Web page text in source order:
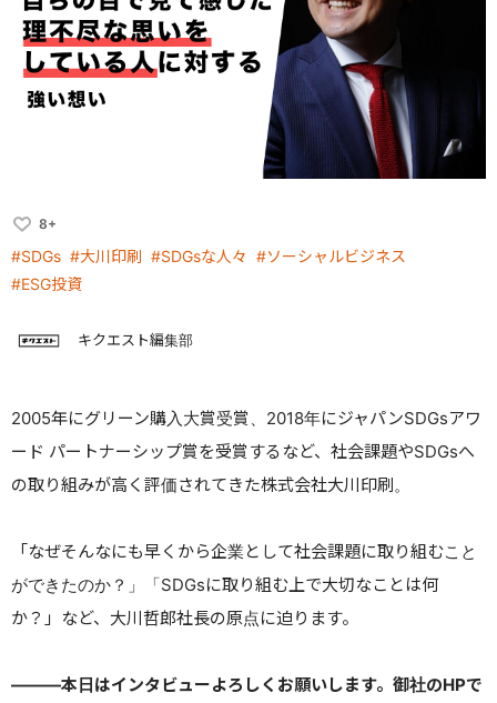
8+
#SDGs #大川印刷 #SDGsな人々 #ソーシャルビジネス
#ESG投資
キクエスト編集部
2005年にグリーン購入大賞受賞、2018年にジャパンSDGsアワ
ード パートナーシップ賞を受賞するなど、社会課題やSDGsへ
の取り組みが高く評価されてきた株式会社大川印刷。
「なぜそんなにも早くから企業として社会課題に取り組むこと
ができたのか？」「SDGsに取り組む上で大切なことは何
か？」 など、大川哲郎社長の原点に迫ります。
———本日はインタビューよろしくお願いします。御社のHPで